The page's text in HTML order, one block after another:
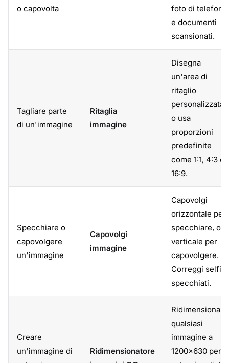
o capovolta
foto di telefoni
e documenti
scansionati.
Tagliare parte
di un'immagine
Ritaglia
immagine
Disegna
un'area di
ritaglio
personalizzata
o usa
proporzioni
predefinite
come 1:1, 4:3 o
16:9.
Specchiare o
capovolgere
un'immagine
Capovolgi
immagine
Capovolgi
orizzontale per
specchiare, o
verticale per
capovolgere.
Correggi selfie
specchiati.
Creare
un'immagine di
Ridimensionatore
Ridimensiona
qualsiasi
immagine a
1200×630 per